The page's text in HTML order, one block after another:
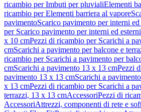
ricambio per Imbuti per pluvialiElementi
ricambio per Elementi barriera al vapore
pavimentoScarico pavimento per interni ed
per Scarico pavimento per interni ed esterni
x 10 cmPezzi di ricambio per Scarichi a
cmScarichi a pavimento per balcone e
ricambio per Scarichi a pavimento per
cmScarichi a pavimento 13 x 13 cmPezzi
pavimento 13 x 13 cmScarichi a
x 13 cmPezzi di ricambio per Scarichi a
terrazzi, 13 x 13 cmAccessoriPezzi di
AccessoriAttrezzi, componenti di rete e